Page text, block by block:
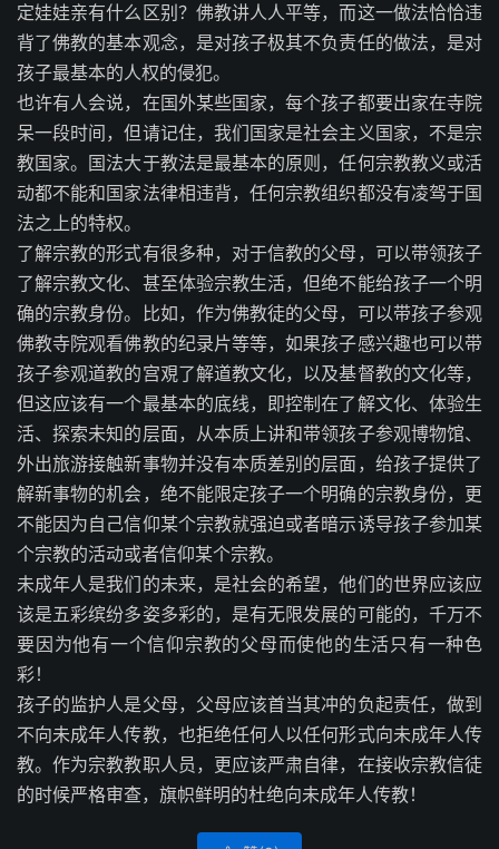
定娃娃亲有什么区别？佛教讲人人平等，而这一做法恰恰违
背了佛教的基本观念，是对孩子极其不负责任的做法，是对
孩子最基本的人权的侵犯。
也许有人会说，在国外某些国家，每个孩子都要出家在寺院
呆一段时间，但请记住，我们国家是社会主义国家，不是宗
教国家。国法大于教法是最基本的原则，任何宗教教义或活
动都不能和国家法律相违背，任何宗教组织都没有凌驾于国
法之上的特权。
了解宗教的形式有很多种，对于信教的父母，可以带领孩子
了解宗教文化、甚至体验宗教生活，但绝不能给孩子一个明
确的宗教身份。比如，作为佛教徒的父母，可以带孩子参观
佛教寺院观看佛教的纪录片等等，如果孩子感兴趣也可以带
孩子参观道教的宫覌了解道教文化，以及基督教的文化等，
但这应该有一个最基本的底线，即控制在了解文化、体验生
活、探索未知的层面，从本质上讲和带领孩子参观博物馆、
外出旅游接触新事物并没有本质差别的层面，给孩子提供了
解新事物的机会，绝不能限定孩子一个明确的宗教身份，更
不能因为自己信仰某个宗教就强迫或者暗示诱导孩子参加某
个宗教的活动或者信仰某个宗教。
未成年人是我们的未来，是社会的希望，他们的世界应该应
该是五彩缤纷多姿多彩的，是有无限发展的可能的，千万不
要因为他有一个信仰宗教的父母而使他的生活只有一种色
彩！
孩子的监护人是父母，父母应该首当其冲的负起责任，做到
不向未成年人传教，也拒绝任何人以任何形式向未成年人传
教。作为宗教教职人员，更应该严肃自律，在接收宗教信徒
的时候严格审查，旗帜鲜明的杜绝向未成年人传教！